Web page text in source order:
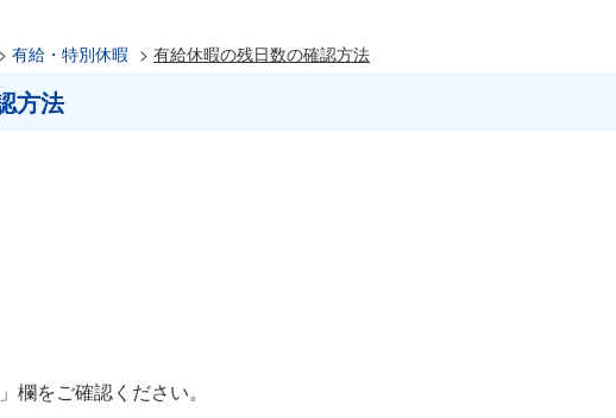
> 有給・特別休暇 > 有給休暇の残日数の確認方法
方法
欄をご確認ください。